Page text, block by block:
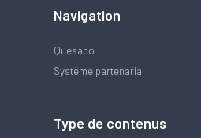
Navigation
Quésaco
Système partenarial
Type de contenus